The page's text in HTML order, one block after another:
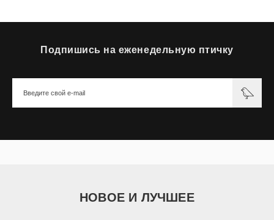
Подпишись на еженедельную птичку
НОВОЕ И ЛУЧШЕЕ